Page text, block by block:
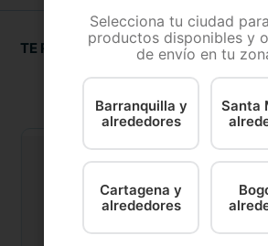
TE RECOMENDAMOS
Selecciona tu ciudad
productos disponibles y
de envío en tu
Barranquilla y
alrededores
Santa
Cartagena y
alrededores